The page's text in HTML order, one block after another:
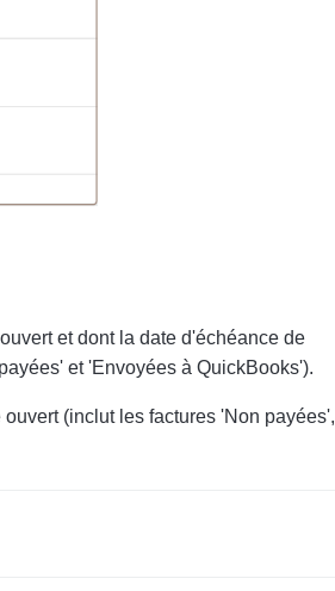
et dont la date d'échéance de
et 'Envoyées à QuickBooks').
ouvert (inclut les factures 'Non payées',